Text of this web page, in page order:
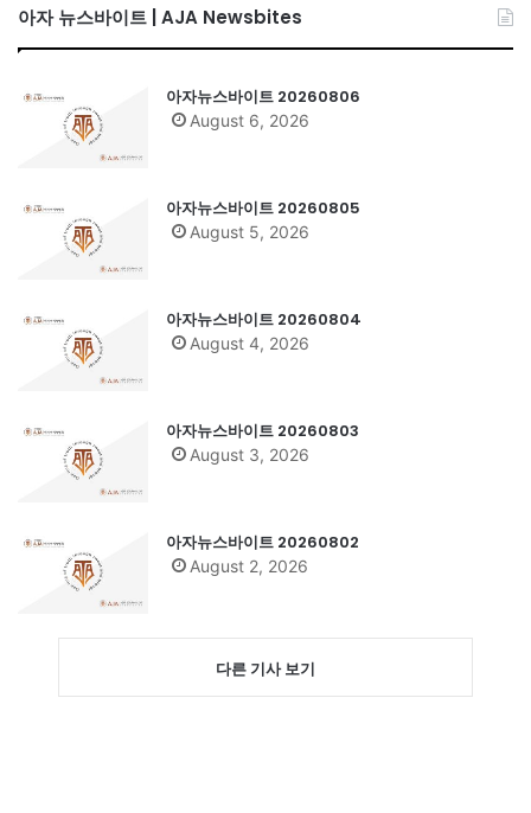
아자 뉴스바이트 | AJA Newsbites
아자뉴스바이트 20260806
August 6, 2026
아자뉴스바이트 20260805
August 5, 2026
아자뉴스바이트 20260804
August 4, 2026
아자뉴스바이트 20260803
August 3, 2026
아자뉴스바이트 20260802
August 2, 2026
다른 기사 보기